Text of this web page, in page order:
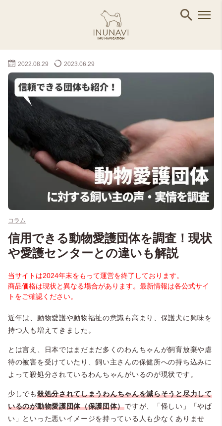
2022.08.29 2023.06.29
コラム
信用できる動物愛護団体を調査！現状
や愛護センターとの違いも解説
当サイトは2024年末をもって運営を終了しております。
商品価格は現状と異なる場合があります。最新情報は各公式サイ
トをご確認ください。
近年は、動物愛護や動物福祉の意識も高まり、保護犬に興味を
持つ人も増えてきました。
とは言え、日本ではまだまだ多くのわんちゃんが飼育放棄や虐
待の被害を受けていたり、飼い主さんの保健所への持ち込みに
よって殺処分されているわんちゃんがいるのが現状です。
少しでも殺処分されてしまうわんちゃんを減らそうと尽力して
いるのが動物愛護団体（保護団体）ですが、「怪しい」「やば
い」といった悪いイメージを持っている人も少なくありませ